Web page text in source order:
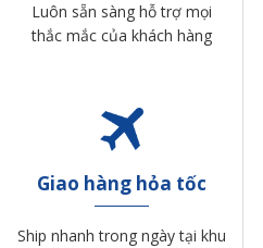
Luôn sẵn sàng hỗ trợ mọi
thắc mắc của khách hàng
Giao hàng hỏa tốc
Ship nhanh trong ngày tại khu